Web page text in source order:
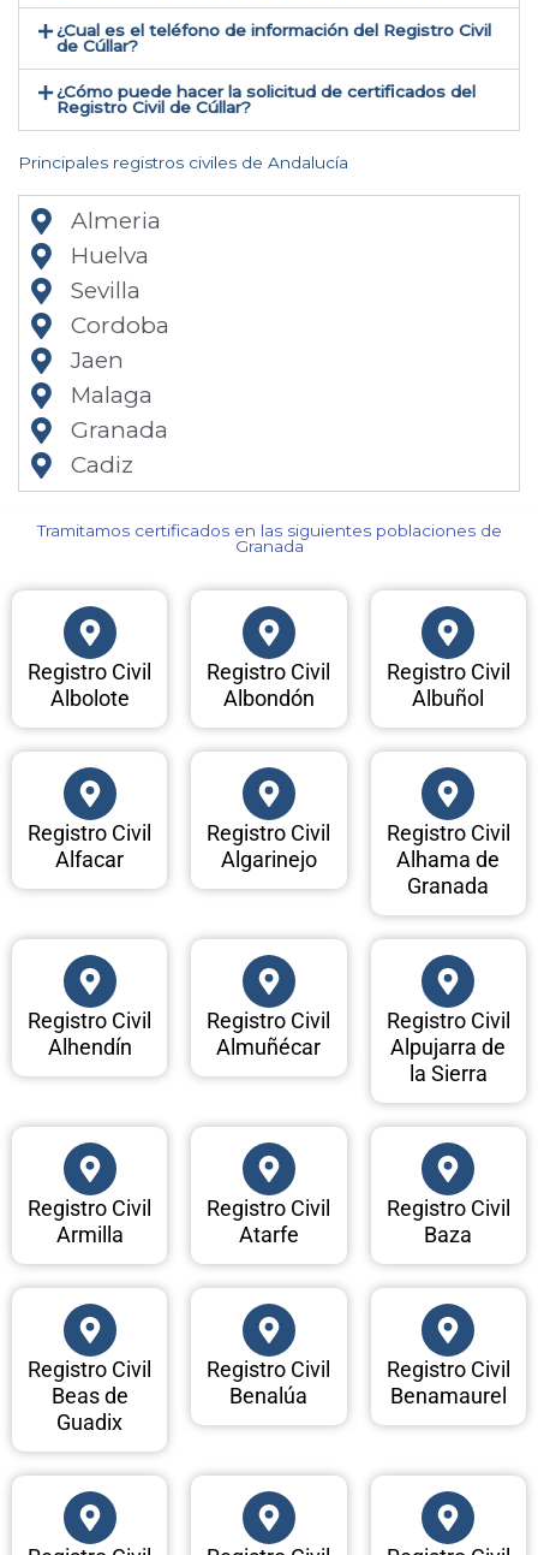
¿Cual es el teléfono de información del Registro Civil
de Cúllar​?
¿Cómo puede hacer la solicitud de certificados del
Registro Civil de Cúllar​?
Principales registros civiles de Andalucía
Almeria
Huelva
Sevilla
Cordoba
Jaen
Malaga
Granada
Cadiz
Tramitamos certificados en las siguientes poblaciones de
Granada​
Registro Civil
Albolote
Registro Civil
Albondón
Registro Civil
Albuñol
Registro Civil
Alfacar
Registro Civil
Algarinejo
Registro Civil
Alhama de
Granada
Registro Civil
Alhendín
Registro Civil
Almuñécar
Registro Civil
Alpujarra de
la Sierra
Registro Civil
Armilla
Registro Civil
Atarfe
Registro Civil
Baza
Registro Civil
Beas de
Guadix
Registro Civil
Benalúa
Registro Civil
Benamaurel